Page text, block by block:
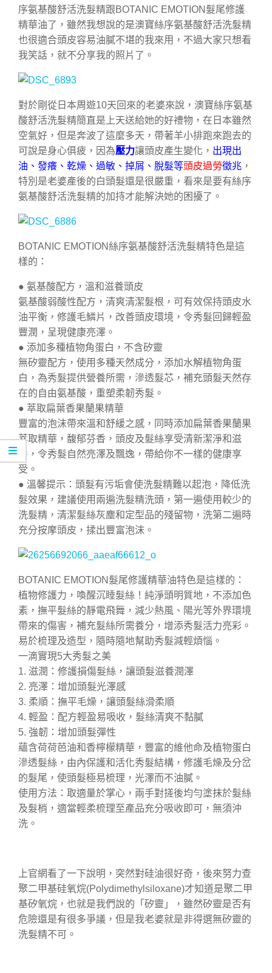
序氨基酸舒活洗髮精跟BOTANIC EMOTION髮尾修護
精華油了，雖然我想說的是澳寶絲序氨基酸舒活洗髮精
也很適合頭皮容易油膩不堪的我來用，不過大家只想看
我笑話，就不分享我的照片了。
對於剛從日本周遊10天回來的老婆來說，澳寶絲序氨基
酸舒活洗髮精簡直是上天送給她的好禮物，在日本雖然
空氣好，但是奔波了這麼多天，帶著羊小排跑來跑去的
可說是身心俱疲，因為壓力讓頭皮產生變化， 出現出
油、發癢、乾燥、過敏、掉屑、脫髮等頭皮過勞徵兆 ，
特別是老婆產後的白頭髮還是很嚴重，看來是要有絲序
氨基酸舒活洗髮精的加持才能解決她的困擾了。
BOTANIC EMOTION絲序氨基酸舒活洗髮精特色是這
樣的：
● 氨基酸配方，溫和滋養頭皮
氨基酸弱酸性配方，清爽清潔髮根，可有效保持頭皮水
油平衡，修護毛鱗片，改善頭皮環境，令秀髮回歸輕盈
豐潤，呈現健康亮澤。
● 添加多種植物角蛋白，不含矽靈
無矽靈配方，使用多種天然成分，添加水解植物角蛋
白，為秀髮提供營養所需，滲透髮芯，補充頭髮天然存
在的自由氨基酸，重塑柔韌秀髮。
● 萃取扁葉香果蘭果精華
豐富的泡沫帶來溫和舒緩之感，同時添加扁葉香果蘭果
萃取精華，馥郁芬香，頭皮及髮絲享受清新潔淨和滋
養，令秀髮自然亮澤及飄逸，帶給你不一樣的健康享
受。
● 溫馨提示：頭髮有污垢會使洗髮精難以起泡，降低洗
髮效果，建議使用兩遍洗髮精洗頭，第一遍使用較少的
洗髮精，清潔髮絲灰塵和定型品的殘留物，洗第二遍時
充分按摩頭皮，揉出豐富泡沫。
BOTANIC EMOTION髮尾修護精華油特色是這樣的：
植物修護力，喚醒沉睡髮絲！純淨頭明質地，不添加色
素，撫平髮絲的靜電飛舞，減少熱風、陽光等外界環境
帶來的傷害，補充髮絲所需養分，增添秀髮活力亮彩。
易於梳理及造型，隨時隨地幫助秀髮減輕煩惱。
一滴實現5大秀髮之美
1. 滋潤：修護損傷髮絲，讓頭髮滋養潤澤
2. 亮澤：增加頭髮光澤感
3. 柔順：撫平毛燥，讓頭髮絲滑柔順
4. 輕盈：配方輕盈易吸收，髮絲清爽不黏膩
5. 強韌：增加頭髮彈性
蘊含荷荷芭油和香檸檬精華，豐富的維他命及植物蛋白
滲透髮絲，由內保護和活化秀髮結構，修護毛燥及分岔
的髮尾，使頭髮極易梳理，光澤而不油膩。
使用方法：取適量於掌心，兩手對搓後均勻塗抹於髮絲
及髮梢，適當輕柔梳理至產品充分吸收即可，無須沖
洗。
上官網看了一下說明，突然對硅油很好奇，後來努力查
聚二甲基硅氧烷(Polydimethylsiloxane)才知道是聚二甲
基矽氧烷，也就是我們說的「矽靈」，雖然矽靈是否有
危險還是有很多爭議，但是我老婆就是非得選無矽靈的
洗髮精不可。